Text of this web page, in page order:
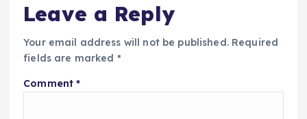
Leave a Reply
Your email address will not be published. Required
fields are marked *
Comment*